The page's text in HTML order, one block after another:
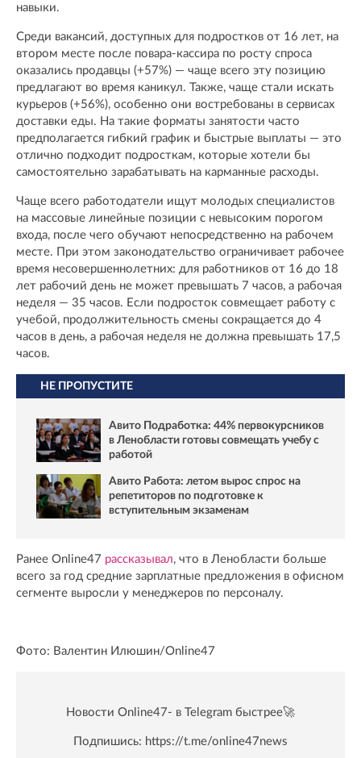
навыки.
Среди вакансий, доступных для подростков от 16 лет, на
втором месте после повара-кассира по росту спроса
оказались продавцы (+57%) — чаще всего эту позицию
предлагают во время каникул. Также, чаще стали искать
курьеров (+56%), особенно они востребованы в сервисах
доставки еды. На такие форматы занятости часто
предполагается гибкий график и быстрые выплаты — это
отлично подходит подросткам, которые хотели бы
самостоятельно зарабатывать на карманные расходы.
Чаще всего работодатели ищут молодых специалистов
на массовые линейные позиции с невысоким порогом
входа, после чего обучают непосредственно на рабочем
месте. При этом законодательство ограничивает рабочее
время несовершеннолетних: для работников от 16 до 18
лет рабочий день не может превышать 7 часов, а рабочая
неделя — 35 часов. Если подросток совмещает работу с
учебой, продолжительность смены сокращается до 4
часов в день, а рабочая неделя не должна превышать 17,5
часов.
НЕ ПРОПУСТИТЕ
Авито Подработка: 44% первокурсников
в Ленобласти готовы совмещать учебу с
работой
Авито Работа: летом вырос спрос на
репетиторов по подготовке к
вступительным экзаменам
Ранее Online47 рассказывал, что в Ленобласти больше
всего за год средние зарплатные предложения в офисном
сегменте выросли у менеджеров по персоналу.
Фото: Валентин Илюшин/Online47
Новости Online47- в Telegram быстрее🚀
Подпишись: https://t.me/online47news